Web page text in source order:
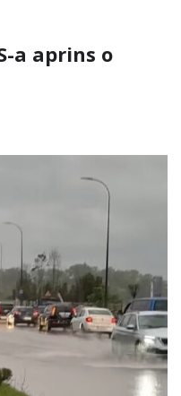
a aprins o